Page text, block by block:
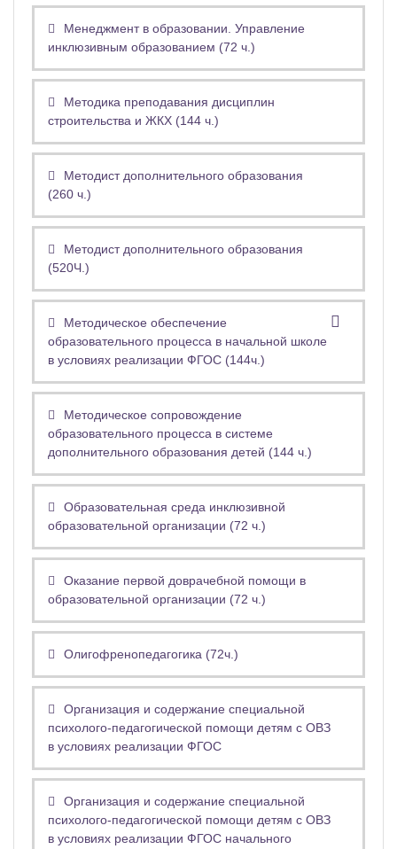
Менеджмент в образовании. Управление
инклюзивным образованием (72 ч.)
Методика преподавания дисциплин
строительства и ЖКХ (144 ч.)
Методист дополнительного образования
(260 ч.)
Методист дополнительного образования
(520Ч.)
Методическое обеспечение
образовательного процесса в начальной школе
в условиях реализации ФГОС (144ч.)
Методическое сопровождение
образовательного процесса в системе
дополнительного образования детей (144 ч.)
Образовательная среда инклюзивной
образовательной организации (72 ч.)
Оказание первой доврачебной помощи в
образовательной организации (72 ч.)
Олигофренопедагогика (72ч.)
Организация и содержание специальной
психолого-педагогической помощи детям с ОВЗ
в условиях реализации ФГОС
Организация и содержание специальной
психолого-педагогической помощи детям с ОВЗ
в условиях реализации ФГОС начального